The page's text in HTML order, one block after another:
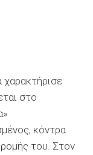
χαρακτήρισε
στο
κόντρα
του. Στον